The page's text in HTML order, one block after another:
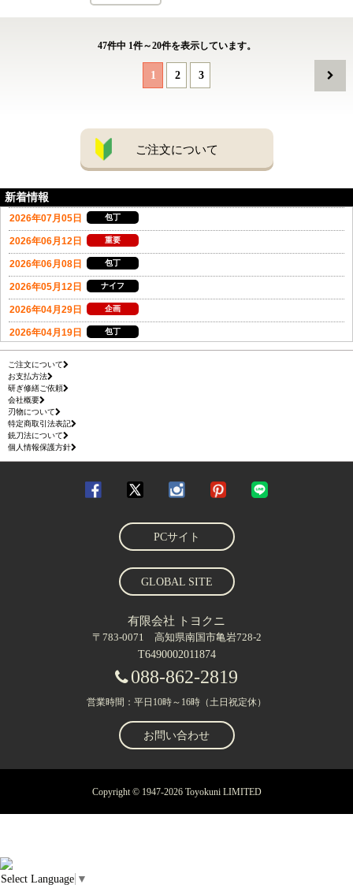
47件中 1件～20件を表示しています。
1 2 3
ご注文について
新着情報
ご注文について
お支払方法
研ぎ修繕ご依頼
会社概要
刃物について
特定商取引法表記
銃刀法について
個人情報保護方針
PCサイト
GLOBAL SITE
有限会社 トヨクニ
〒783-0071 高知県南国市亀岩728-2
T6490002011874
088-862-2819
営業時間：平日10時～16時（土日祝定休）
お問い合わせ
Copyright © 1947-2026 Toyokuni LIMITED
Select Language ▼